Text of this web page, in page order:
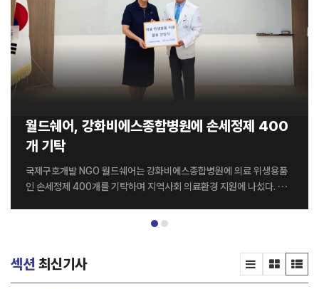
부스러기사랑나눔회, 대학생 해외봉사 서포터즈
3기 발대식 개최
사단법인 부스러기사랑나눔회(대표 윤종선)는 지난 7일 구립도화청소
년문화의집에서 ‘부스러기사랑나눔회 대학생 해외봉사 서포터즈 3기’
에 선발된 서포터즈 3기는 총 4명의 대학생으로 구성됐다. 이들은 오는
다. 또한 라오스 현장에서 NGO와 지역사회가 어떤 방식으로 협력하며
아동을 지원하고 있는지 직접 살피고, 해외봉사의 의미와 국제개발협력
섹션 최신기사